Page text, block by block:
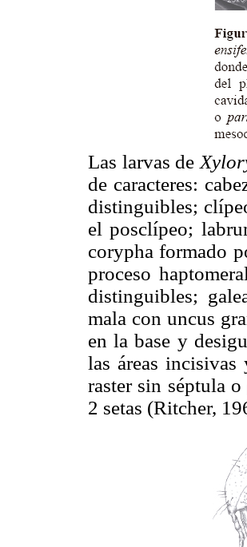
Las larvas de
de caracteres:
distinguibles;
el posclípeo;
corypha formado
proceso
distinguibles;
mala con uncus
en la base y
las áreas
raster sin séptula
2 setas (Ritcher,